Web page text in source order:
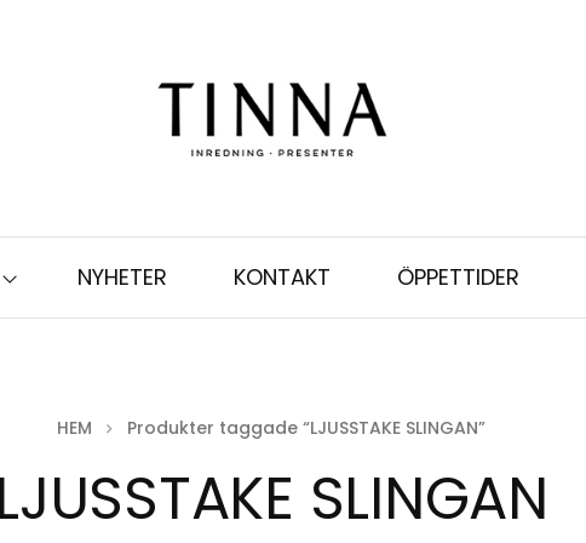
NYHETER KONTAKT ÖPPETTIDER
HEM Produkter taggade “LJUSSTAKE SLINGAN”
LJUSSTAKE SLINGAN